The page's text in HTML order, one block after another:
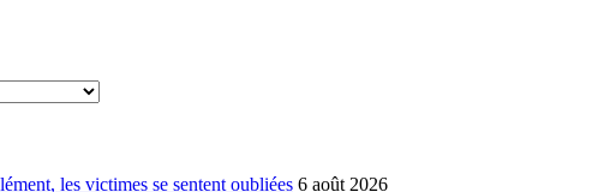
les victimes se sentent oubliées 6 août 2026